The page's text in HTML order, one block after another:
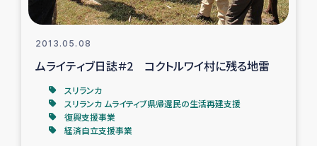
レバノンにおける緊急支援
レバノンでのシリア難民への教育支援事業
レバノンでのシリア難民・レバノン人への農業支援
海外ルーツの市民との共生
2013.05.08
ムライティブ日誌＃2 コクトルワイ村に残る地雷
スリランカ
スリランカ ムライティブ県帰還民の生活再建支援
復興支援事業
経済自立支援事業